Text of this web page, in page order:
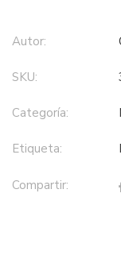
Autor:
SKU:
Categoría:
Etiqueta:
Compartir: